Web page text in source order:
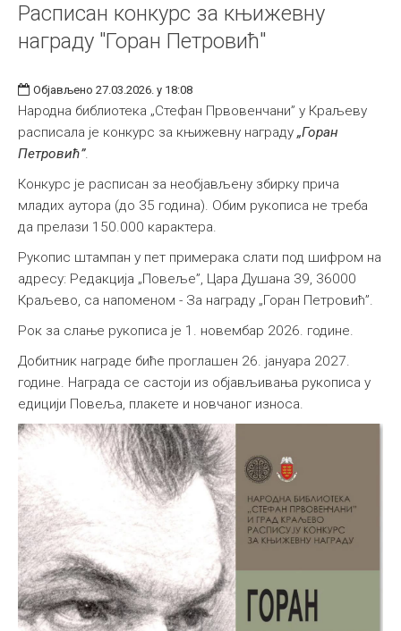
Расписан конкурс за књижевну
награду "Горан Петровић"
Објављено 27.03.2026. у 18:08
Народна библиотека „Стефан Првовенчани” у Краљеву
расписала је конкурс за књижевну награду „Горан
Петровић”.
Конкурс је расписан за необјављену збирку прича
младих аутора (до 35 година). Обим рукописа не треба
да прелази 150.000 карактера.
Рукопис штампан у пет примерака слати под шифром на
адресу: Редакција „Повеље”, Цара Душана 39, 36000
Краљево, са напоменом - За награду „Горан Петровић”.
Рок за слање рукописа је 1. новембар 2026. године.
Добитник награде биће проглашен 26. јануара 2027.
године. Награда се састоји из објављивања рукописа у
едицији Повеља, плакете и новчаног износа.